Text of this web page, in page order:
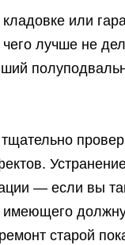
или
чего лучше не
— если вы
имеющего
старой